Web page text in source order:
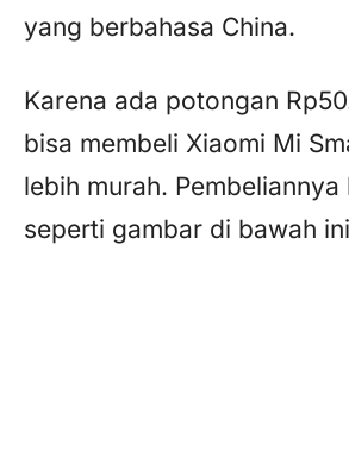
yang berbahasa China.
Karena ada potongan
bisa membeli Xiaomi Mi
lebih murah.
seperti gambar di bawah